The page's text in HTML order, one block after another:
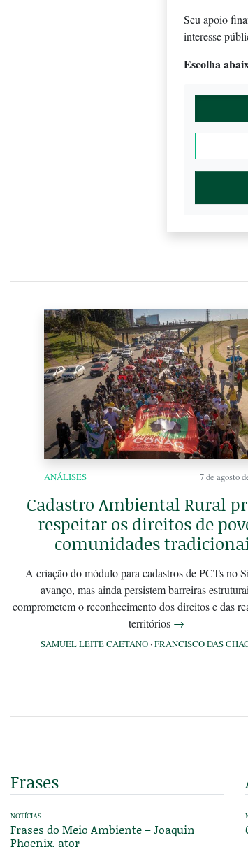
Seu apoio
interesse
Escolha
ANÁLISES 7 de agosto
Cadastro Ambiental Rural
respeitar os direitos de
comunidades
A criação do módulo para cadastros de PCTs no
avanço, mas ainda persistem barreiras
comprometem o reconhecimento dos direitos e das
territórios →
SAMUEL LEITE CAETANO·FRANCISCO DAS
Frases
NOTÍCIAS
Frases do Meio Ambiente – Joaquin
Phoenix, ator